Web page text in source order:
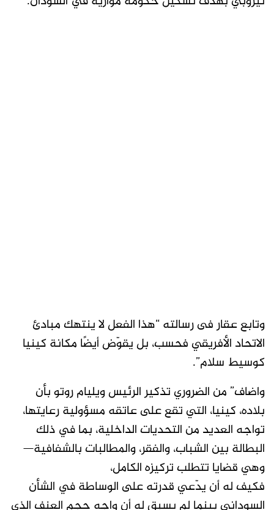
وتابع عقار فى رسالته “هذا الفعل لا ينتهك مبادئ
الاتحاد الأفريقي فحسب، بل يقوّض أيضًا مكانة كينيا
كوسيط سلام”.
واضاف” من الضروري تذكير الرئيس ويليام روتو بأن
بلاده، كينيا، التي تقع على عاتقه مسؤولية رعايتها،
تواجه العديد من التحديات الداخلية، بما في ذلك
البطالة بين الشباب، والفقر، والمطالبات بالشفافية—
وهي قضايا تتطلب تركيزه الكامل،
فكيف له أن يدّعي قدرته على الوساطة في الشأن